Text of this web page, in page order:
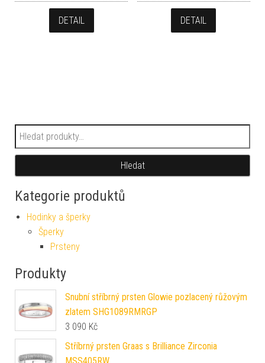
DETAIL DETAIL
Hledat:
Hledat
Kategorie produktů
Hodinky a šperky
Šperky
Prsteny
Produkty
Snubní stříbrný prsten Glowie pozlacený růžovým
zlatem SHG1089RMRGP
3 090 Kč
Stříbrný prsten Graas s Brilliance Zirconia